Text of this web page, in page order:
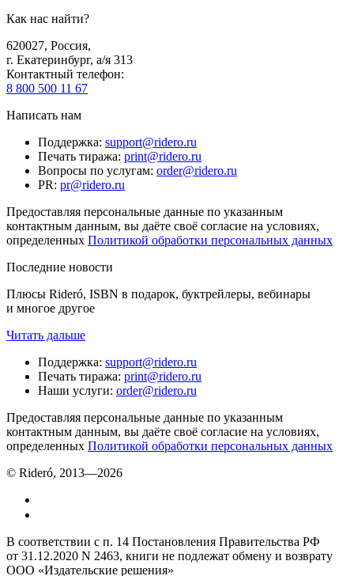
Как нас найти?
620027, Россия,
г. Екатеринбург, а/я 313
Контактный телефон:
8 800 500 11 67
Написать нам
Поддержка: support@ridero.ru
Печать тиража: print@ridero.ru
Вопросы по услугам: order@ridero.ru
PR: pr@ridero.ru
Предоставляя персональные данные по указанным
контактным данным, вы даёте своё согласие на условиях,
определенных Политикой обработки персональных данных
Последние новости
Плюсы Rideró, ISBN в подарок, буктрейлеры, вебинары
и многое другое
Читать дальше
Поддержка: support@ridero.ru
Печать тиража: print@ridero.ru
Наши услуги: order@ridero.ru
Предоставляя персональные данные по указанным
контактным данным, вы даёте своё согласие на условиях,
определенных Политикой обработки персональных данных
© Rideró, 2013—2026
В соответствии с п. 14 Постановления Правительства РФ
от 31.12.2020 N 2463, книги не подлежат обмену и возврату
ООО «Издательские решения»